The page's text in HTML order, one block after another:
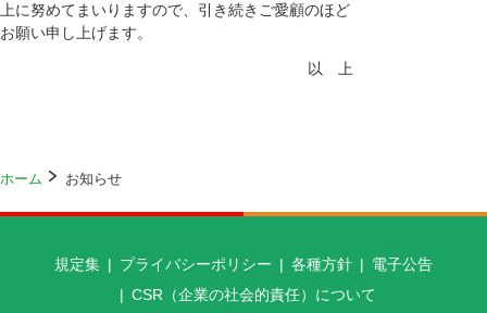
上に努めてまいりますので、引き続きご愛顧のほど
お願い申し上げます。
以 上
ホーム お知らせ
規定集 プライバシーポリシー 各種方針
電子公告
CSR（企業の社会的責任）について